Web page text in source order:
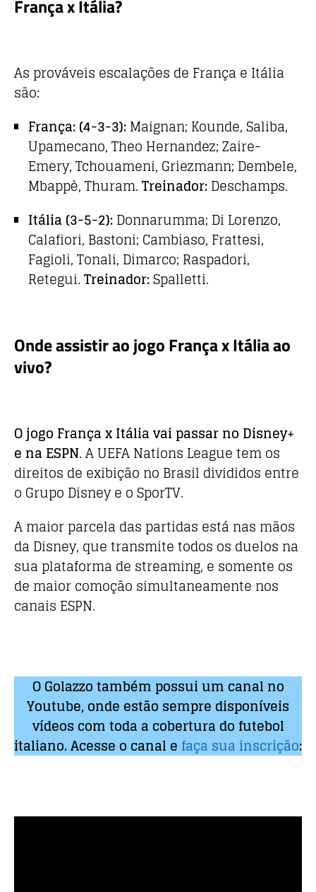
França x Itália?
As prováveis escalações de França e Itália
são:
França: (4-3-3):Maignan; Kounde, Saliba,
Upamecano, Theo Hernandez; Zaire-
Emery, Tchouameni, Griezmann; Dembele,
Mbappè, Thuram.Treinador:Deschamps.
Itália (3-5-2):Donnarumma; Di Lorenzo,
Calafiori, Bastoni; Cambiaso, Frattesi,
Fagioli, Tonali, Dimarco; Raspadori,
Retegui.Treinador:Spalletti.
Onde assistir ao jogo França x Itália ao
vivo?
O jogo França x Itália vai passar no Disney+
e na ESPN. A UEFA Nations League tem os
direitos de exibição no Brasil divididos entre
o Grupo Disney e o SporTV.
A maior parcela das partidas está nas mãos
da Disney, que transmite todos os duelos na
sua plataforma de streaming, e somente os
de maior comoção simultaneamente nos
canais ESPN.
O Golazzo também possui um canal no
Youtube, onde estão sempre disponíveis
vídeos com toda a cobertura do futebol
italiano. Acesse o canal e faça sua inscrição: